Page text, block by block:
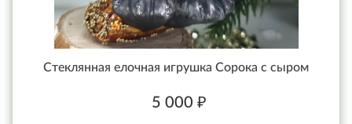
Стеклянная елочная игрушка Сорока с сыром
5 000 ₽